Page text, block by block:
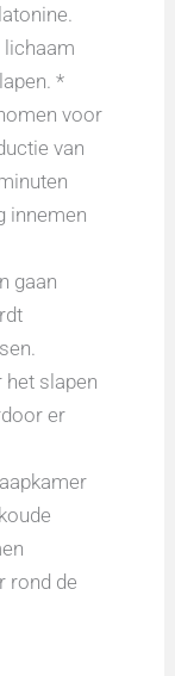
*
voor
van
innemen
gaan
het slapen
er
rond de